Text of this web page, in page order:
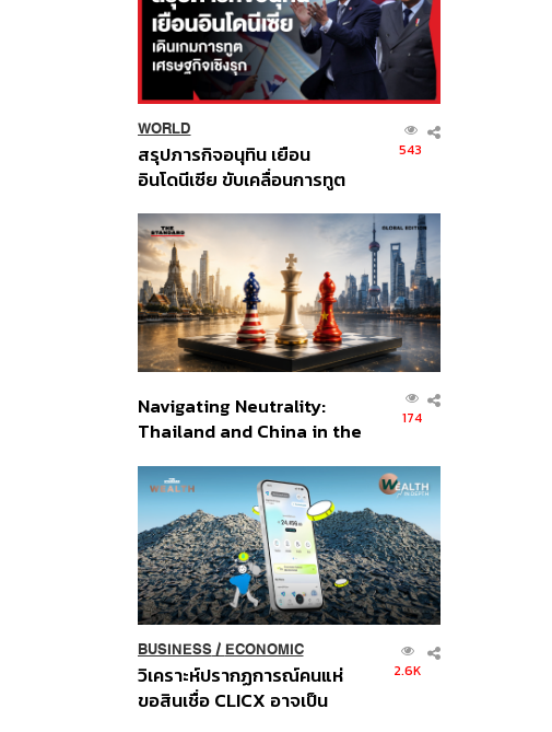
WORLD
สรุปภารกิจอนุทิน เยือน
อินโดนีเซีย ขับเคลื่อนการทูต
ส่วนยุทธศาสตร์ไทย –
อินโดนีเซีย
543
Navigating Neutrality:
Thailand and China in the
Order
174
BUSINESS/ ECONOMIC
วิเคราะห์ปรากฏการณ์คนแห่
ขอสินเชื่อ CLICX อาจเป็น
2.6K